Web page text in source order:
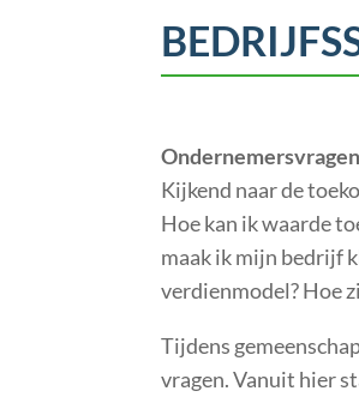
Kijkend naar de
Hoe kan ik waarde
maak ik mijn bedrijf
verdienmodel? Hoe
Tijdens
vragen. Vanuit hier